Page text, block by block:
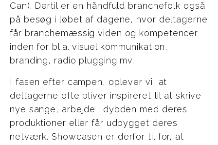
Can). Dertil er en håndfuld branchefolk også
på besøg i løbet af dagene, hvor deltagerne
får branchemæssig viden og kompetencer
inden for bl.a. visuel kommunikation,
branding, radio plugging mv.
I fasen efter campen, oplever vi, at
deltagerne ofte bliver inspireret til at skrive
nye sange, arbejde i dybden med deres
produktioner eller får udbygget deres
netværk. Showcasen er derfor til for, at